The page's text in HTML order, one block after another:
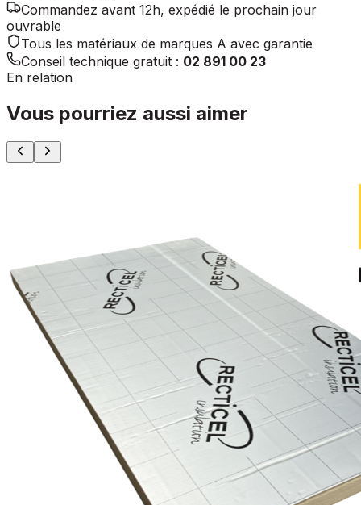
Commandez avant 12h, expédié le prochain jour
ouvrable
Tous les matériaux de marques A avec garantie
Conseil technique gratuit : 02 891 00 23
En relation
Vous pourriez aussi aimer